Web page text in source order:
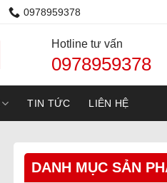
0978959378
Hotline tư vấn
0978959378
TIN TỨC LIÊN HỆ
DANH MỤC SẢN